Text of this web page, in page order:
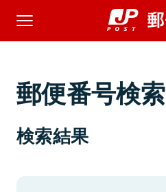
郵便番号検索
検索結果